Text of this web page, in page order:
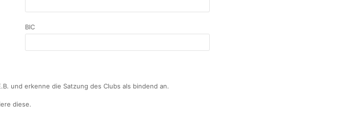
BIC
und erkenne die Satzung des Clubs als bindend an.
diese.